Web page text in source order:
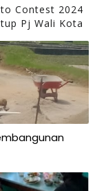
Contest 2024
Pj Wali Kota